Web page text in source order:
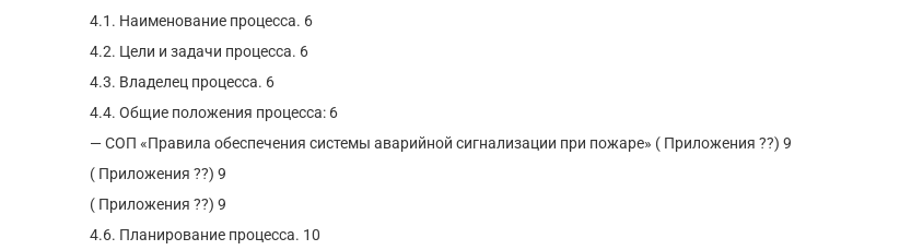
4.1. Наименование процесса. 6
4.2. Цели и задачи процесса. 6
4.3. Владелец процесса. 6
4.4. Общие положения процесса: 6
— СОП «Правила обеспечения системы аварийной сигнализации при пожаре» ( Приложения ??) 9
( Приложения ??) 9
( Приложения ??) 9
4.6. Планирование процесса. 10